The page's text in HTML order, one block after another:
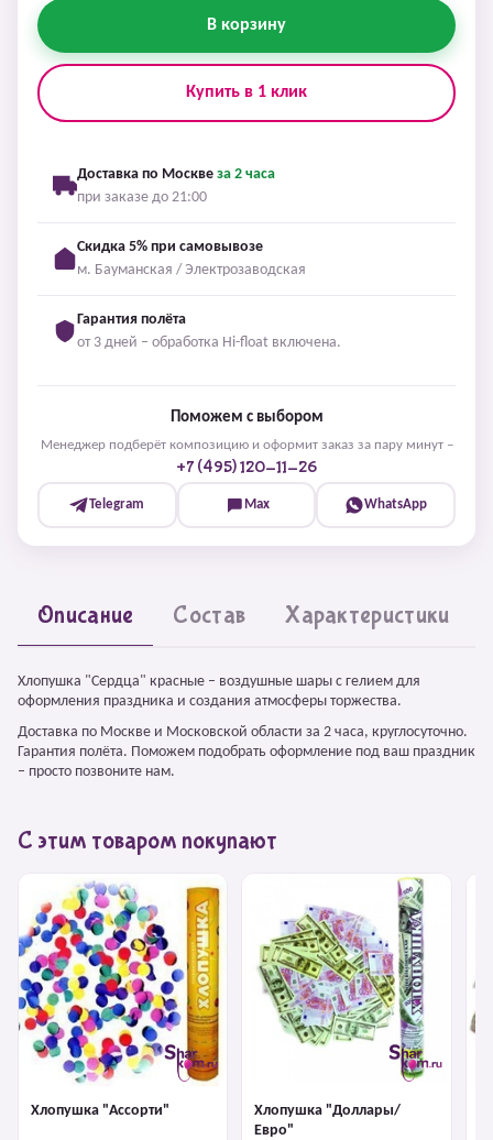
В корзину
Купить в 1 клик
Доставка по Москве за 2 часа
при заказе до 21:00
Скидка 5% при самовывозе
м. Бауманская / Электрозаводская
Гарантия полёта
от 3 дней – обработка Hi-float включена.
Поможем с выбором
Менеджер подберёт композицию и оформит заказ за пару минут –
+7 (495) 120-11-26
Telegram Max WhatsApp
Описание Состав Характеристики
Хлопушка "Сердца" красные – воздушные шары с гелием для
оформления праздника и создания атмосферы торжества.
Доставка по Москве и Московской области за 2 часа, круглосуточно.
Гарантия полёта. Поможем подобрать оформление под ваш праздник
– просто позвоните нам.
С этим товаром покупают
Хлопушка "Ассорти"
Хлопушка "Доллары/
Евро"